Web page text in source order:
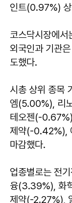
인트(0.97%)
코스닥시장에
외국인과 기관
도했다.
시총 상위 종목
엠(5.00%), 리
테오젠(-
제약(-0.42%),
마감했다.
업종별로는 전
융(3.39%), 화
제약(-2.27%),